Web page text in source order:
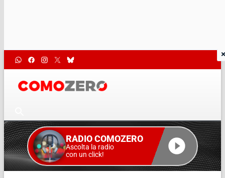
RADIO COMOZERO
Ascolta la radio
con un click!